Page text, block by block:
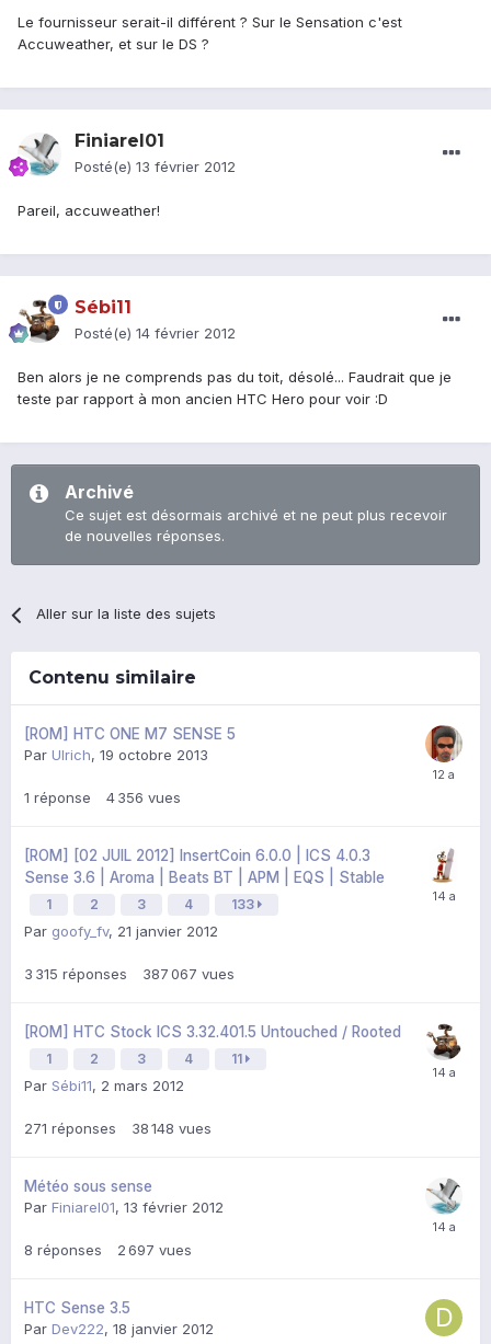
Le fournisseur serait-il différent ? Sur le Sensation c'est
Accuweather, et sur le DS ?
Finiarel01
Posté(e) 13 février 2012
Pareil, accuweather!
Sébi11
Posté(e) 14 février 2012
Ben alors je ne comprends pas du toit, désolé... Faudrait que je
teste par rapport à mon ancien HTC Hero pour voir :D
Archivé
Ce sujet est désormais archivé et ne peut plus recevoir
de nouvelles réponses.
Aller sur la liste des sujets
Contenu similaire
[ROM] HTC ONE M7 SENSE 5
Par Ulrich, 19 octobre 2013
1 réponse 4 356 vues
[ROM] [02 JUIL 2012] InsertCoin 6.0.0 | ICS 4.0.3
Sense 3.6 | Aroma | Beats BT | APM | EQS | Stable
1 2 3 4 133
Par goofy_fv, 21 janvier 2012
3 315 réponses 387 067 vues
[ROM] HTC Stock ICS 3.32.401.5 Untouched / Rooted
1 2 3 4 11
Par Sébi11, 2 mars 2012
271 réponses 38 148 vues
Météo sous sense
Par Finiarel01, 13 février 2012
8 réponses 2 697 vues
HTC Sense 3.5
Par Dev222, 18 janvier 2012